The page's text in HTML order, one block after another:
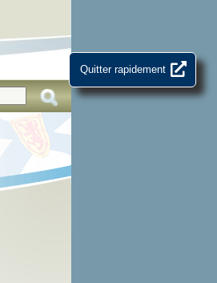
Quitter rapidement